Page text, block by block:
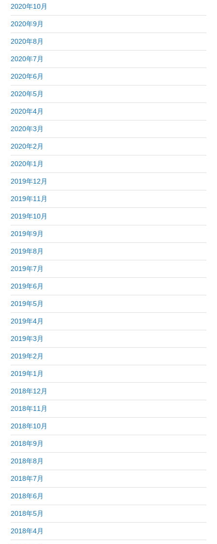
2020年10月
2020年9月
2020年8月
2020年7月
2020年6月
2020年5月
2020年4月
2020年3月
2020年2月
2020年1月
2019年12月
2019年11月
2019年10月
2019年9月
2019年8月
2019年7月
2019年6月
2019年5月
2019年4月
2019年3月
2019年2月
2019年1月
2018年12月
2018年11月
2018年10月
2018年9月
2018年8月
2018年7月
2018年6月
2018年5月
2018年4月